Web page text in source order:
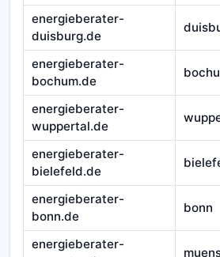
energieberater-
duisburg.de
energieberater-
bochum.de
energieberater-
wuppertal.de
energieberater-
bielefeld.de
energieberater-
bonn.de
bonn
energieberater-